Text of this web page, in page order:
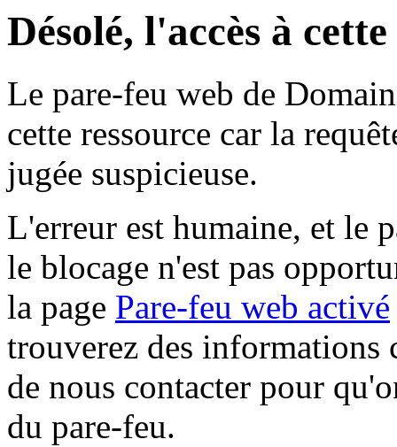
Désolé, l'accès à
Le pare-feu web de
cette ressource car la
jugée suspicieuse.
L'erreur est humaine, et le
le blocage n'est pas
la page Pare-feu web activé
trouverez des informations
de nous contacter pour
du pare-feu.